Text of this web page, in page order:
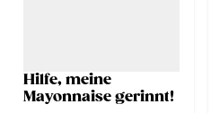
Hilfe, meine
Mayonnaise gerinnt!